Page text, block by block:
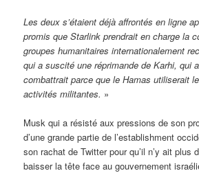
Les deux s’étaient déjà affrontés en ligne
promis que Starlink prendrait en charge la
groupes humanitaires internationalement
qui a suscité une réprimande de Karhi, qui
combattrait parce que le Hamas utiliserait
activités militantes. »
Musk qui a résisté aux pressions de son
d’une grande partie de l’establishment
son rachat de Twitter pour qu’il n’y ait plus
baisser la tête face au gouvernement